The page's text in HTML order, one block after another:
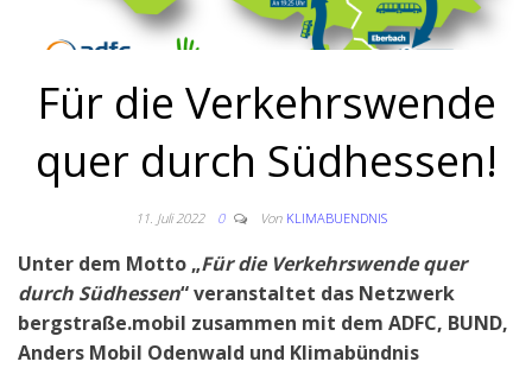
Für die Verkehrswende
quer durch Südhessen!
11. Juli 2022 0 Von KLIMABUENDNIS
Unter dem Motto „Für die Verkehrswende quer
durch Südhessen“ veranstaltet das Netzwerk
bergstraße.mobil zusammen mit dem ADFC, BUND,
Anders Mobil Odenwald und Klimabündnis